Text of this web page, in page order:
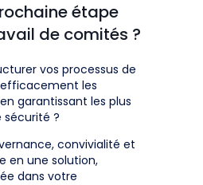
étape
de comités ?
vos processus de
les
garantissant les plus
sécurité ?
convivialité et
en une solution,
dans votre